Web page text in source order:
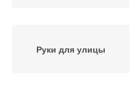
Руки для улицы